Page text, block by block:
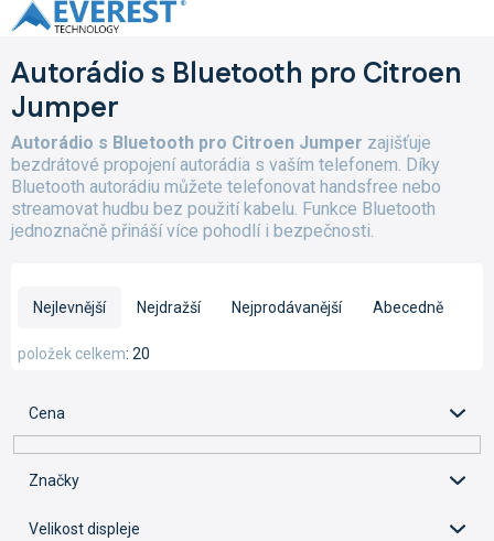
Přejít
na
Autorádio s Bluetooth pro Citroen
Jumper
Autorádio s Bluetooth pro Citroen Jumper zajišťuje
bezdrátové propojení autorádia s vaším telefonem. Díky
Bluetooth autorádiu můžete telefonovat handsfree nebo
streamovat hudbu bez použití kabelu. Funkce Bluetooth
jednoznačně přináší více pohodlí i bezpečnosti.
e
r
u
Nejlevnější Nejdražší Nejprodávanější Abecedně
20
položek celkem
Cena
Značky
Velikost displeje